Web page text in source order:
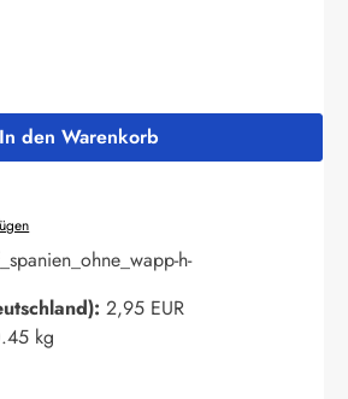
Gib den gewünschten
In den Warenkorb
h-
2,95 EUR
kg